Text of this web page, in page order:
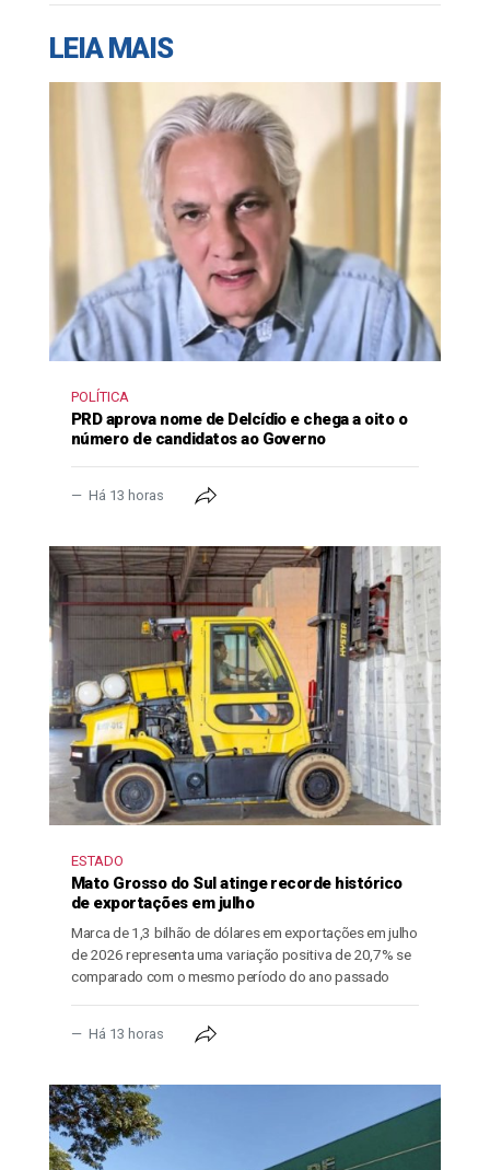
LEIA MAIS
POLÍTICA
PRD aprova nome de Delcídio e chega a oito o
número de candidatos ao Governo
Há 13 horas
ESTADO
Mato Grosso do Sul atinge recorde histórico
de exportações em julho
Marca de 1,3 bilhão de dólares em exportações em julho
de 2026 representa uma variação positiva de 20,7% se
comparado com o mesmo período do ano passado
Há 13 horas